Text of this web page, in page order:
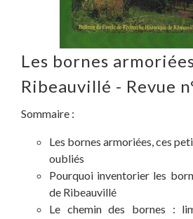
Les bornes
Ribeauvillé - Revue
Sommaire :
Les bornes armoriées, ces
oubliés
Pourquoi inventorier les
de Ribeauvillé
Le chemin des bornes :